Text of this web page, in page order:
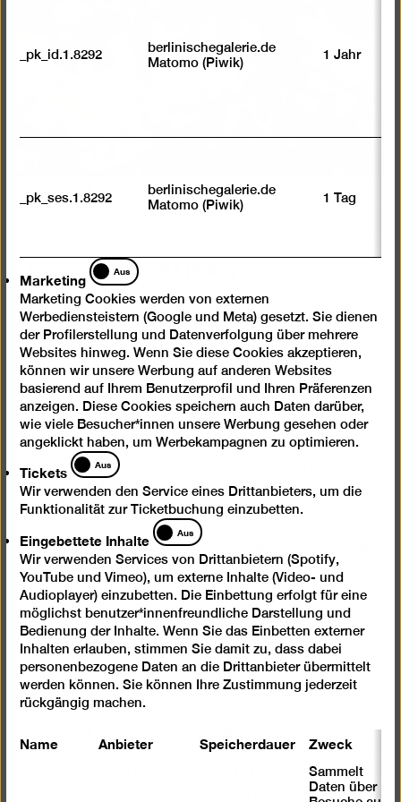
Ginan Seidl, Spin, 2017
© Ginan Seidl
„Boy“ (2015, 30 Min.)
Der Film „Boy“ (2015, 30 Min.), eine
Gemeinschaftsarbeit mit Yalda Afsah, begleitet
Farahnaz. Der afghanischen Tradition des „Bacha
Posh“ folgend wächst das Mädchen als Junge auf.
Nun, als Teenager, möchte Farahnaz nicht in ein Leben
als Frau zurückkehren. Ebenfalls erzählt wird die
Geschichte von Elaha Soroor, einer erfolgreichen
afghanischen Sängerin, die inzwischen in London lebt.
Sie hatte sich in ihrer Jugend als Junge verkleidet, um
temporär freier agieren zu können. Die Arbeit
beleuchtet komplexe Fragen nach Geschlecht,
Identität und persönlicher Freiheit in der afghanischen
Gesellschaft vor der Machtübernahme der Taliban im
Jahr 2021.
Biografie
studierte Kunst mit Schwerpunkt auf Skulptur und
Neue Medien in Halle, Berlin und Mexiko. Ihre
Arbeiten wurden unter anderem im NRW Forum, Düs-
_pk_id.1.8292
berlinischegalerie.de
Matomo (Piwik)
1 Jahr
_pk_ses.1.8292
berlinischegalerie.de
Matomo (Piwik)
1 Tag
Marketing
Marketing
Aus
Marketing Cookies werden von externen
Werbediensteistern (Google und Meta) gesetzt. Sie dienen
der Profilerstellung und Datenverfolgung über mehrere
Websites hinweg. Wenn Sie diese Cookies akzeptieren,
können wir unsere Werbung auf anderen Websites
basierend auf Ihrem Benutzerprofil und Ihren Präferenzen
anzeigen. Diese Cookies speichern auch Daten darüber,
wie viele Besucher*innen unsere Werbung gesehen oder
angeklickt haben, um Werbekampagnen zu optimieren.
Tickets
Tickets
Aus
Wir verwenden den Service eines Drittanbieters, um die
Funktionalität zur Ticketbuchung einzubetten.
Eingebettete Inhalte
Eingebettete
Inhalte
Aus
Wir verwenden Services von Drittanbietern (Spotify,
YouTube und Vimeo), um externe Inhalte (Video- und
Audioplayer) einzubetten. Die Einbettung erfolgt für eine
möglichst benutzer*innenfreundliche Darstellung und
Bedienung der Inhalte. Wenn Sie das Einbetten externer
Inhalten erlauben, stimmen Sie damit zu, dass dabei
personenbezogene Daten an die Drittanbieter übermittelt
werden können. Sie können Ihre Zustimmung jederzeit
rückgängig machen.
Name Anbieter Speicherdauer Zweck
Sammelt
Daten über